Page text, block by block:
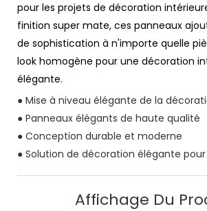
pour les projets de décoration
finition super mate, ces panneaux
de sophistication à n'importe quelle
look homogène pour une décoration
élégante.
● Mise à niveau élégante de la
● Panneaux élégants de haute qualité
● Conception durable et moderne
● Solution de décoration élégante
Affichage Du